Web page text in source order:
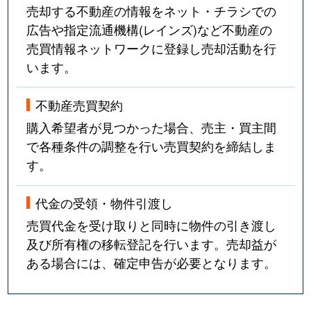
売却する不動産の情報をネット・チラシでの
広告や指定流通機構(レインズ)など不動産の
売買情報ネットワークに登録し売却活動を行
います。
不動産売買契約
購入希望者が見つかった場合、売主・買主間
で各種条件の調整を行い売買契約を締結しま
す。
代金の受領・物件引渡し
売買代金を受け取りと同時に物件の引き渡し
及び所有権の移転登記を行います。売却益が
ある場合には、確定申告が必要となります。